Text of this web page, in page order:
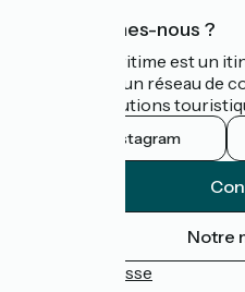
Qui sommes-nous ?
La Vélomaritime est un
promu par un réseau de
leurs institutions
Instagram
Notre
Espace Presse